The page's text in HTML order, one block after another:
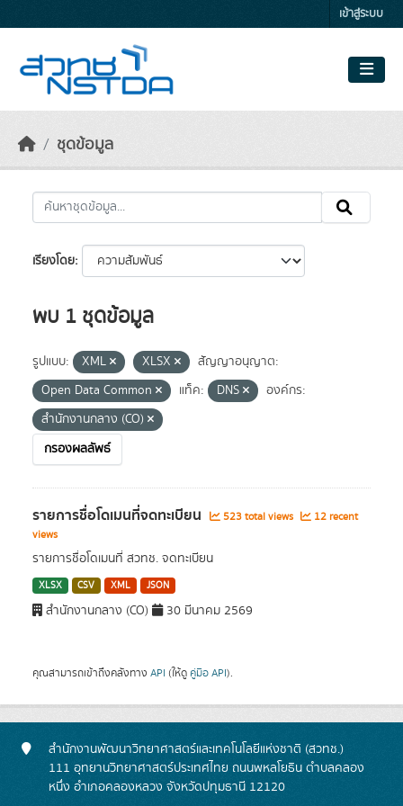
เข้าสู่ระบบ
ชุดข้อมูล
เรียงโดย
พบ 1 ชุดข้อมูล
รูปแบบ: XML XLSX
สัญญาอนุญาต:
Open Data Common
แท็ค: DNS
องค์กร:
สำนักงานกลาง (CO)
กรองผลลัพธ์
รายการชื่อโดเมนที่จดทะเบียน 523 total views
12 recent
views
รายการชื่อโดเมนที่ สวทช. จดทะเบียน
XLSX CSV XML JSON
สำนักงานกลาง (CO) 30 มีนาคม 2569
คุณสามารถเข้าถึงคลังทาง API (ให้ดู คู่มือ API).
สำนักงานพัฒนาวิทยาศาสตร์และเทคโนโลยีแห่งชาติ (สวทช.)
111 อุทยานวิทยาศาสตร์ประเทศไทย ถนนพหลโยธิน ตำบลคลอง
หนึ่ง อำเภอคลองหลวง จังหวัดปทุมธานี 12120